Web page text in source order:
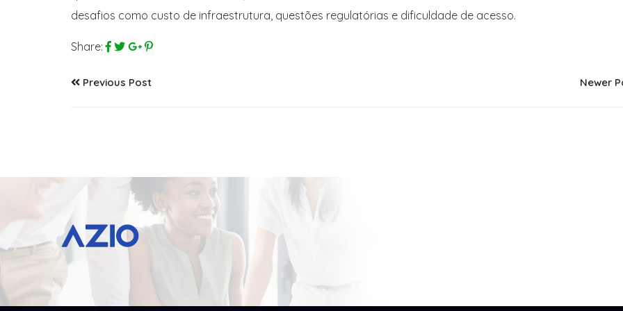
desafios como custo de infraestrutura, questões regulatórias e dificuldade de acesso.
Share:
Previous Post Newer